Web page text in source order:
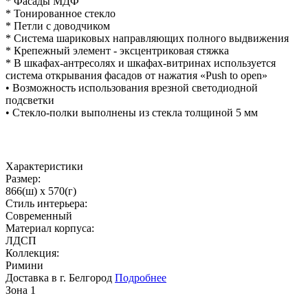
* Тонированное стекло
* Петли с доводчиком
* Система шариковых направляющих полного выдвижения
* Крепежный элемент - эксцентриковая стяжка
* В шкафах-антресолях и шкафах-витринах используется
система открывания фасадов от нажатия «Push to open»
• Возможность использования врезной светодиодной
подсветки
• Стекло-полки выполнены из стекла толщиной 5 мм
Характеристики
Размер:
866(ш) x 570(г)
Стиль интерьера:
Современный
Материал корпуса:
ЛДСП
Коллекция:
Римини
Доставка в г. Белгород Подробнее
Зона 1